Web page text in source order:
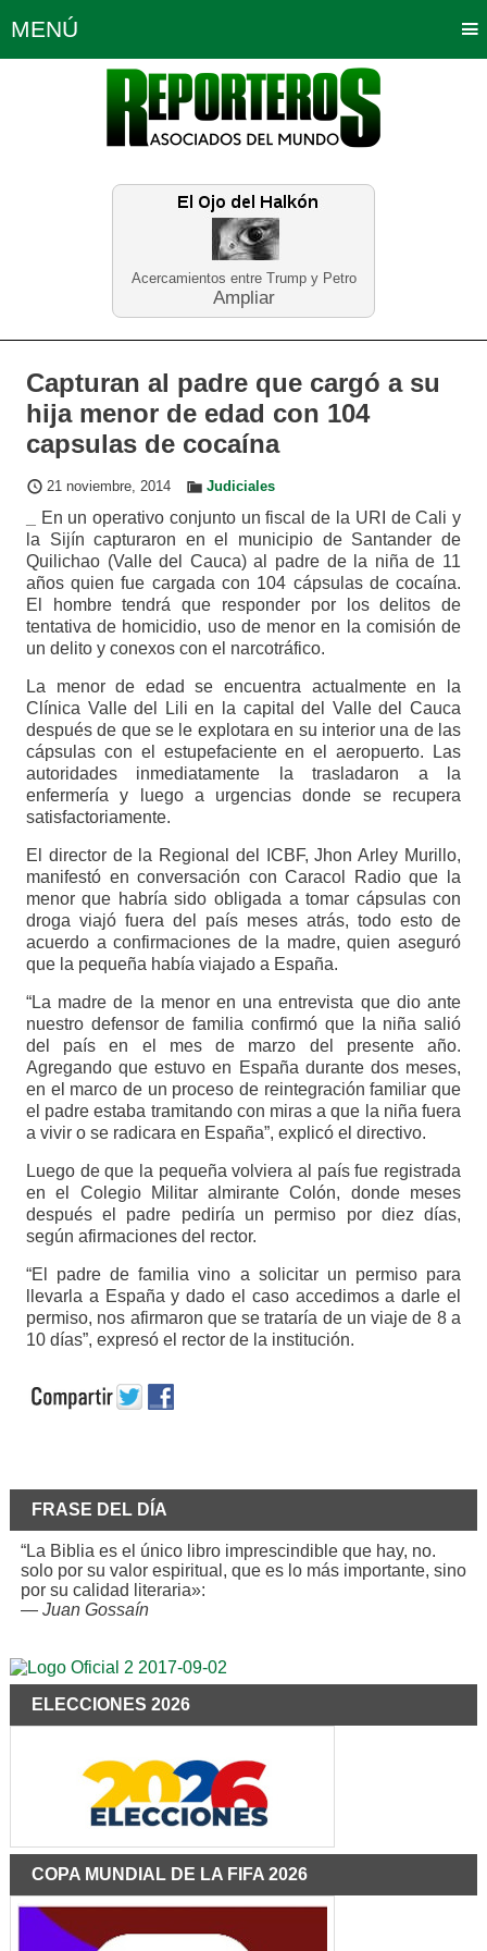
Acercamientos entre Trump y Petro
Ampliar
MENÚ
Política Opinión Bogotá
Planeta Tierra Deportes
Educación Neira
Capturan al padre que cargó a su
hija menor de edad con 104
capsulas de cocaína
21 noviembre, 2014 Judiciales
En un operativo conjunto un fiscal de la URI de Cali y
la Sijín capturaron en el municipio de Santander de
Quilichao (Valle del Cauca) al padre de la niña de 11
años quien fue cargada con 104 cápsulas de cocaína.
El hombre tendrá que responder por los delitos de
tentativa de homicidio, uso de menor en la comisión de
un delito y conexos con el narcotráfico.
La menor de edad se encuentra actualmente en la
Clínica Valle del Lili en la capital del Valle del Cauca
después de que se le explotara en su interior una de las
cápsulas con el estupefaciente en el aeropuerto. Las
autoridades inmediatamente la trasladaron a la
enfermería y luego a urgencias donde se recupera
satisfactoriamente.
El director de la Regional del ICBF, Jhon Arley Murillo,
manifestó en conversación con Caracol Radio que la
menor que habría sido obligada a tomar cápsulas con
droga viajó fuera del país meses atrás, todo esto de
acuerdo a confirmaciones de la madre, quien aseguró
que la pequeña había viajado a España.
“La madre de la menor en una entrevista que dio ante
nuestro defensor de familia confirmó que la niña salió
del país en el mes de marzo del presente año.
Agregando que estuvo en España durante dos meses,
en el marco de un proceso de reintegración familiar que
el padre estaba tramitando con miras a que la niña fuera
a vivir o se radicara en España”, explicó el directivo.
Luego de que la pequeña volviera al país fue registrada
en el Colegio Militar almirante Colón, donde meses
después el padre pediría un permiso por diez días,
según afirmaciones del rector.
“El padre de familia vino a solicitar un permiso para
llevarla a España y dado el caso accedimos a darle el
permiso, nos afirmaron que se trataría de un viaje de 8 a
10 días”, expresó el rector de la institución.
FRASE DEL DÍA
“La Biblia es el único libro imprescindible que hay, no.
solo por su valor espiritual, que es lo más importante, sino
por su calidad literaria»:
— Juan Gossaín
ELECCIONES 2026
COPA MUNDIAL DE LA FIFA 2026